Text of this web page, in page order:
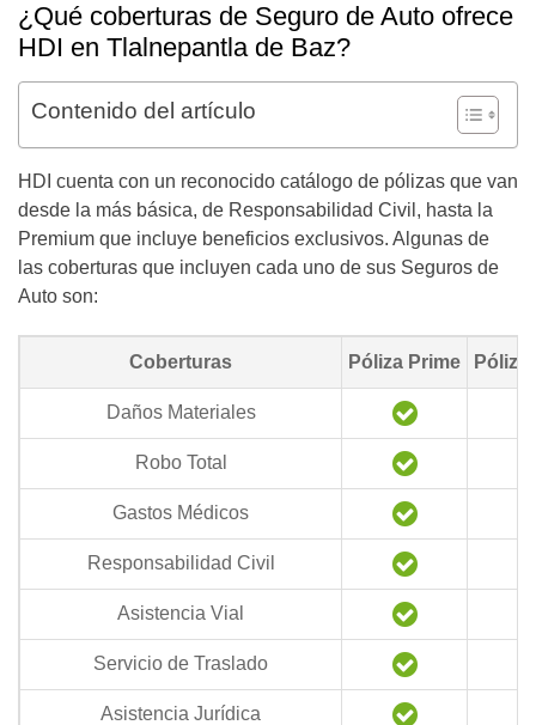
¿Qué coberturas de Seguro de Auto ofrece
HDI en Tlalnepantla de Baz?
Contenido del artículo
HDI cuenta con un reconocido catálogo de pólizas que van
desde la más básica, de Responsabilidad Civil, hasta la
Premium que incluye beneficios exclusivos. Algunas de
las coberturas que incluyen cada uno de sus Seguros de
Auto son:
Coberturas Póliza Prime
Daños Materiales
Robo Total
Gastos Médicos
Responsabilidad Civil
Asistencia Vial
Servicio de Traslado
Asistencia Jurídica